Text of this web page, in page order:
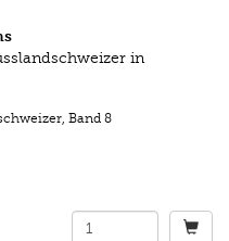
in
, Band 8